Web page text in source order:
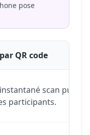
pose
QR code
scan puis
participants.